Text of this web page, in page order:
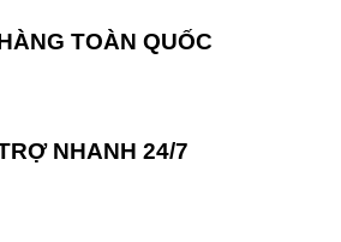
TOÀN QUỐC
NHANH 24/7